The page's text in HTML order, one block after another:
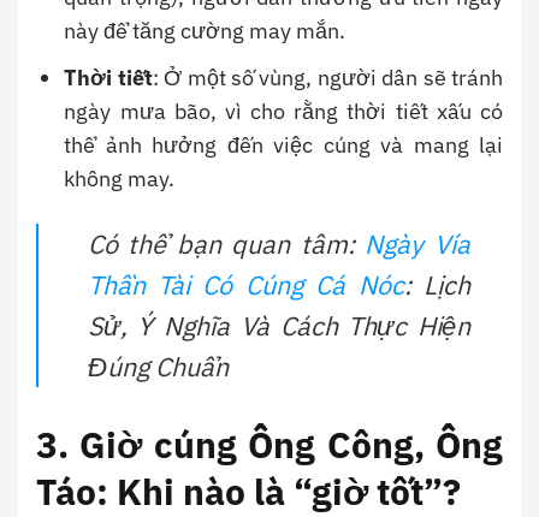
này để tăng cường may mắn.
Thời tiết: Ở một số vùng, người dân sẽ tránh
ngày mưa bão, vì cho rằng thời tiết xấu có
thể ảnh hưởng đến việc cúng và mang lại
không may.
Có thể bạn quan tâm: Ngày Vía
Thần Tài Có Cúng Cá Nóc: Lịch
Sử, Ý Nghĩa Và Cách Thực Hiện
Đúng Chuẩn
3. Giờ cúng Ông Công, Ông
Táo: Khi nào là “giờ tốt”?